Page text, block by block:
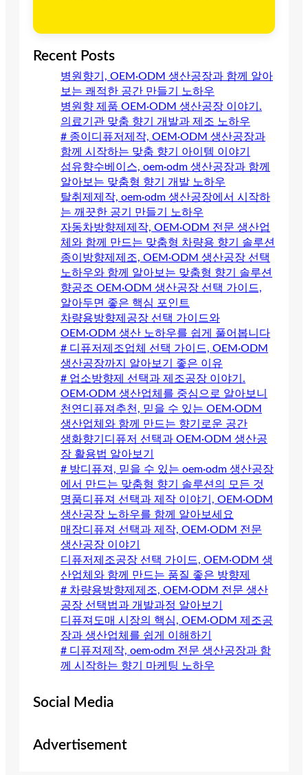
Recent Posts
병원향기, OEM·ODM 생산공장과 함께 알아
보는 쾌적한 공간 만들기 노하우
병원향 제품 OEM·ODM 생산공장 이야기.
의료기관 맞춤 향기 개발과 제조 노하우
# 종이디퓨저제작, OEM·ODM 생산공장과
함께 시작하는 맞춤 향기 아이템 이야기
섬유향수베이스, oem·odm 생산공장과 함께
알아보는 맞춤형 향기 개발 노하우
탈취제제작, oem·odm 생산공장에서 시작하
는 깨끗한 공기 만들기 노하우
자동차방향제제작, OEM·ODM 전문 생산업
체와 함께 만드는 맞춤형 차량용 향기 솔루션
종이방향제제조, OEM·ODM 생산공장 선택
노하우와 함께 알아보는 맞춤형 향기 솔루션
향공조 OEM·ODM 생산공장 선택 가이드,
알아두면 좋은 핵심 포인트
차량용방향제공장 선택 가이드와
OEM·ODM 생산 노하우를 쉽게 풀어봅니다
# 디퓨저제조업체 선택 가이드, OEM·ODM
생산공장까지 알아보기 좋은 이유
# 업소방향제 선택과 제조공장 이야기.
OEM·ODM 생산업체를 중심으로 알아보니
천연디퓨져추천, 믿을 수 있는 OEM·ODM
생산업체와 함께 만드는 향기로운 공간
생화향기디퓨저 선택과 OEM·ODM 생산공
장 활용법 알아보기
# 방디퓨져, 믿을 수 있는 oem·odm 생산공장
에서 만드는 맞춤형 향기 솔루션의 모든 것
명품디퓨져 선택과 제작 이야기, OEM·ODM
생산공장 노하우를 함께 알아보세요
매장디퓨져 선택과 제작, OEM·ODM 전문
생산공장 이야기
디퓨저제조공장 선택 가이드, OEM·ODM 생
산업체와 함께 만드는 품질 좋은 방향제
# 차량용방향제제조, OEM·ODM 전문 생산
공장 선택법과 개발과정 알아보기
디퓨져도매 시장의 핵심, OEM·ODM 제조공
장과 생산업체를 쉽게 이해하기
# 디퓨져제작, oem·odm 전문 생산공장과 함
께 시작하는 향기 마케팅 노하우
Social Media
Advertisement